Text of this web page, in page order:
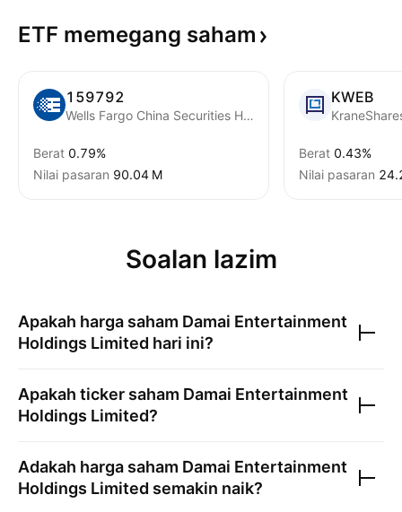
ETF memegang saham
159792
Wells Fargo China Securities Hong Kong Stock Connect Internet ETF
Berat 0.79%
Nilai pasaran ‪90.04 M‬
KWEB
Berat 0.43%
Nilai pasaran
Soalan lazim
Apakah harga saham Damai Entertainment
Holdings Limited hari ini?
Apakah ticker saham Damai Entertainment
Holdings Limited?
Adakah harga saham Damai Entertainment
Holdings Limited semakin naik?